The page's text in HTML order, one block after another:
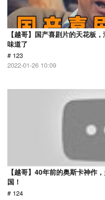
【越哥】国产喜剧片的天花板
味道了
# 123
2022-01-26 10:09
【越哥】40年前的奥斯卡神作
国！
# 124